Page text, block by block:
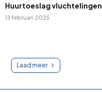
Huurtoeslag vluchtelingen
13 februari 2025
Laad meer